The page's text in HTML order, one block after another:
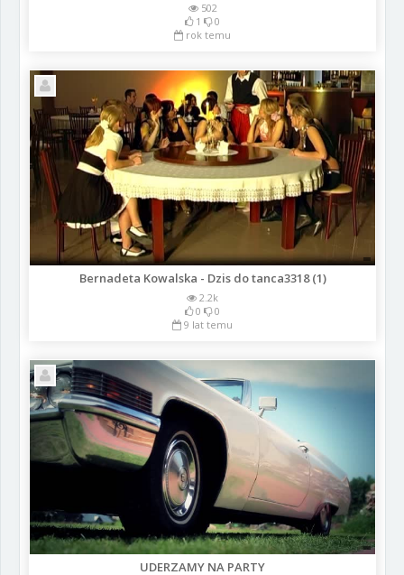
502
1
0
rok temu
Bernadeta Kowalska - Dzis do tanca3318 (1)
2.2k
0
0
9 lat temu
UDERZAMY NA PARTY